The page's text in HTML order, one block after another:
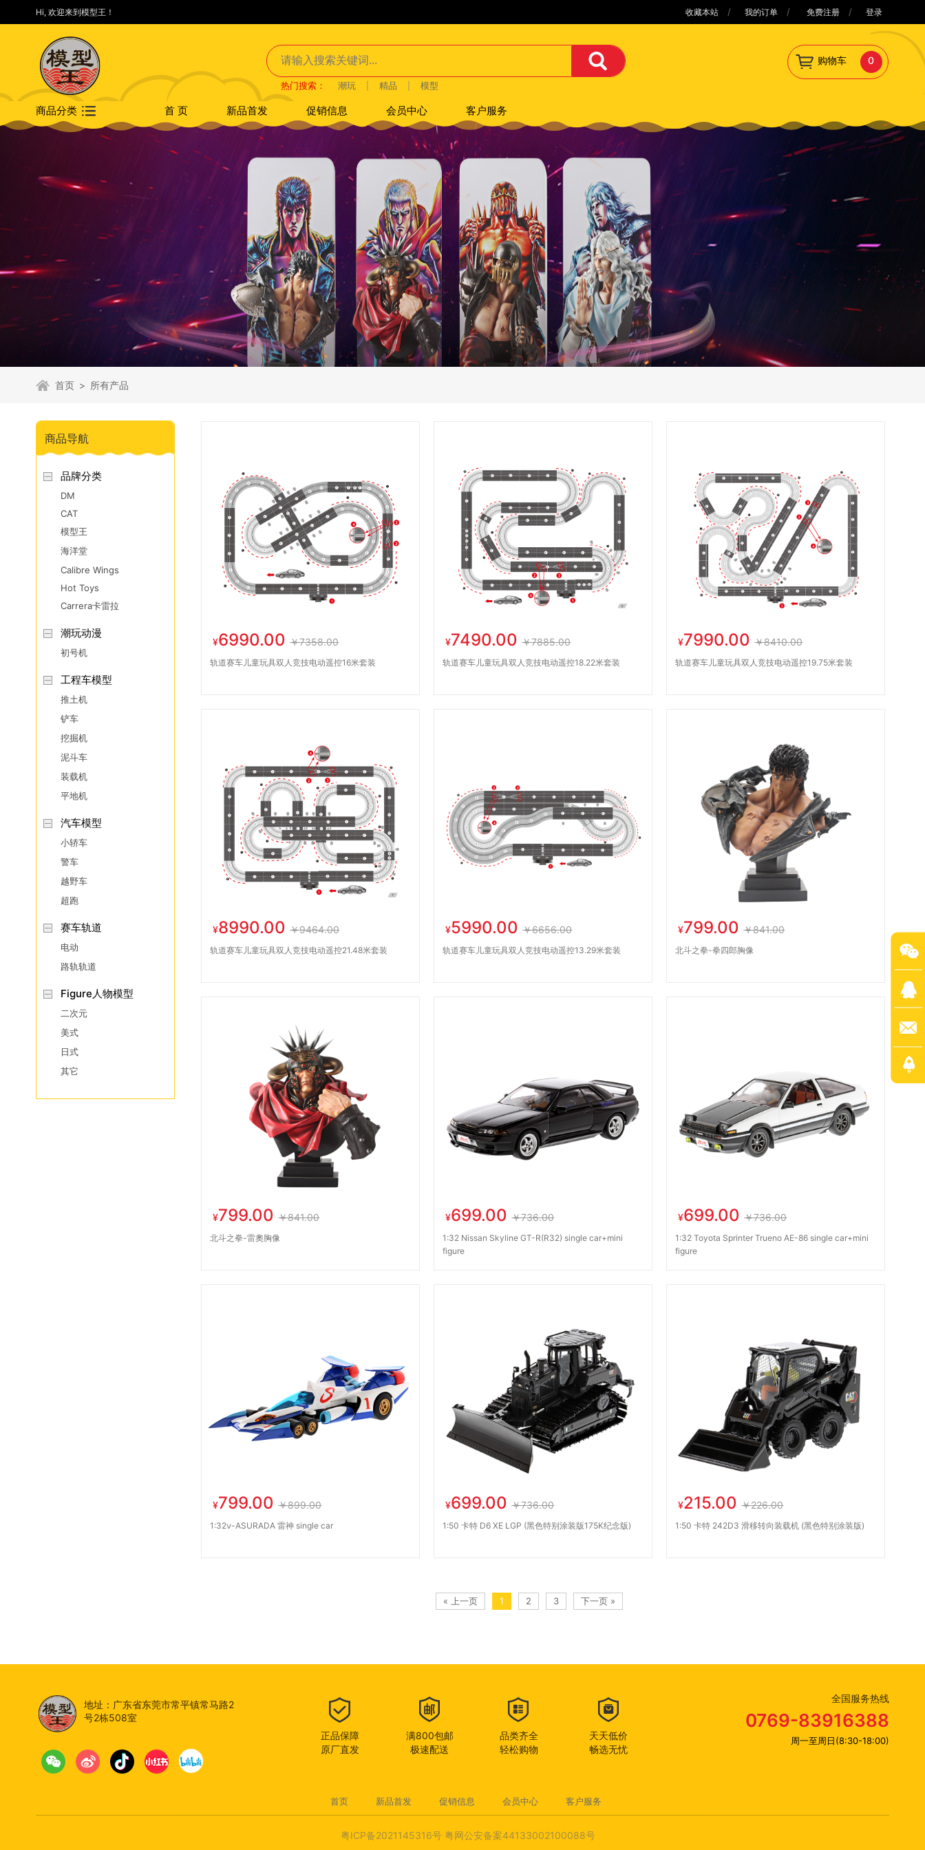
收藏本站 / 我的订单 / 免费注册 / 登录
Hi, 欢迎来到模型王！
热门搜索： 潮玩 精品 模型
购物车 0
商品分类 首 页 新品首发 促销信息 会员中心 客户服务
首页 > 所有产品
商品导航
品牌分类
DM
CAT
模型王
海洋堂
Calibre Wings
Hot Toys
Carrera卡雷拉
潮玩动漫
初号机
工程车模型
推土机
铲车
挖掘机
泥斗车
装载机
平地机
汽车模型
小轿车
警车
越野车
超跑
赛车轨道
电动
路轨轨道
Figure人物模型
二次元
美式
日式
其它
¥6990.00￥7358.00
轨道赛车儿童玩具双人竞技电动遥控16米套装
¥7490.00￥7885.00
轨道赛车儿童玩具双人竞技电动遥控18.22米套装
¥7990.00￥8410.00
轨道赛车儿童玩具双人竞技电动遥控19.75米套装
¥8990.00￥9464.00
轨道赛车儿童玩具双人竞技电动遥控21.48米套装
¥5990.00￥6656.00
轨道赛车儿童玩具双人竞技电动遥控13.29米套装
¥799.00￥841.00
北斗之拳-拳四郎胸像
¥799.00￥841.00
北斗之拳-雷奧胸像
¥699.00￥736.00
1:32 Nissan Skyline GT-R(R32) single car+mini
figure
¥699.00￥736.00
1:32 Toyota Sprinter Trueno AE-86 single car+mini
figure
¥799.00￥899.00
1:32ν-ASURADA 雷神 single car
¥699.00￥736.00
1:50 卡特 D6 XE LGP (黑色特别涂装版175K纪念版)
¥215.00￥226.00
1:50 卡特 242D3 滑移转向装载机 (黑色特别涂装版)
« 上一页 1 2 3 下一页 »
地址：广东省东莞市常平镇常马路2
号2栋508室
正品保障
原厂直发
满800包邮
极速配送
品类齐全
轻松购物
天天低价
畅选无忧
全国服务热线
0769-83916388
周一至周日(8:30-18:00)
首页 新品首发 促销信息 会员中心 客户服务
粤ICP备2021145316号 粤网公安备案44133002100088号